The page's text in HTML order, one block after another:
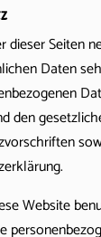
dieser Seiten
Daten
den
Website